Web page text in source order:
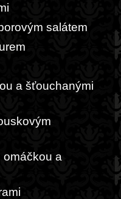
salátem
a šťouchanými
omáčkou a